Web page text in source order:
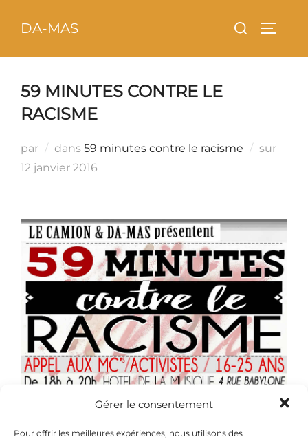
Gérer le consentement
Pour offrir les meilleures expériences, nous utilisons des
DA-MAS Rechercher :
59 MINUTES CONTRE LE
RACISME
par dans 59 minutes contre le racisme sur
12 janvier 2016